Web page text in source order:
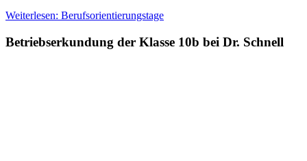
Weiterlesen: Berufsorientierungstage
Betriebserkundung der Klasse 10b bei Dr. Schnell